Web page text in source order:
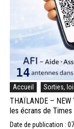
Accueil Sorties,
THAÏLANDE – NEW
les écrans de Times
Date de publication :